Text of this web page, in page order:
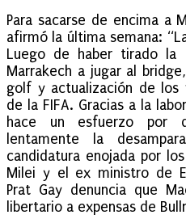
Para sacarse de encima a
afirmó la última semana:
Luego de haber tirado la
Marrakech a jugar al
golf y actualización de los
de la FIFA. Gracias a la
hace un esfuerzo por
lentamente la
candidatura enojada por
Milei y el ex ministro de
Prat Gay denuncia que
libertario a expensas de